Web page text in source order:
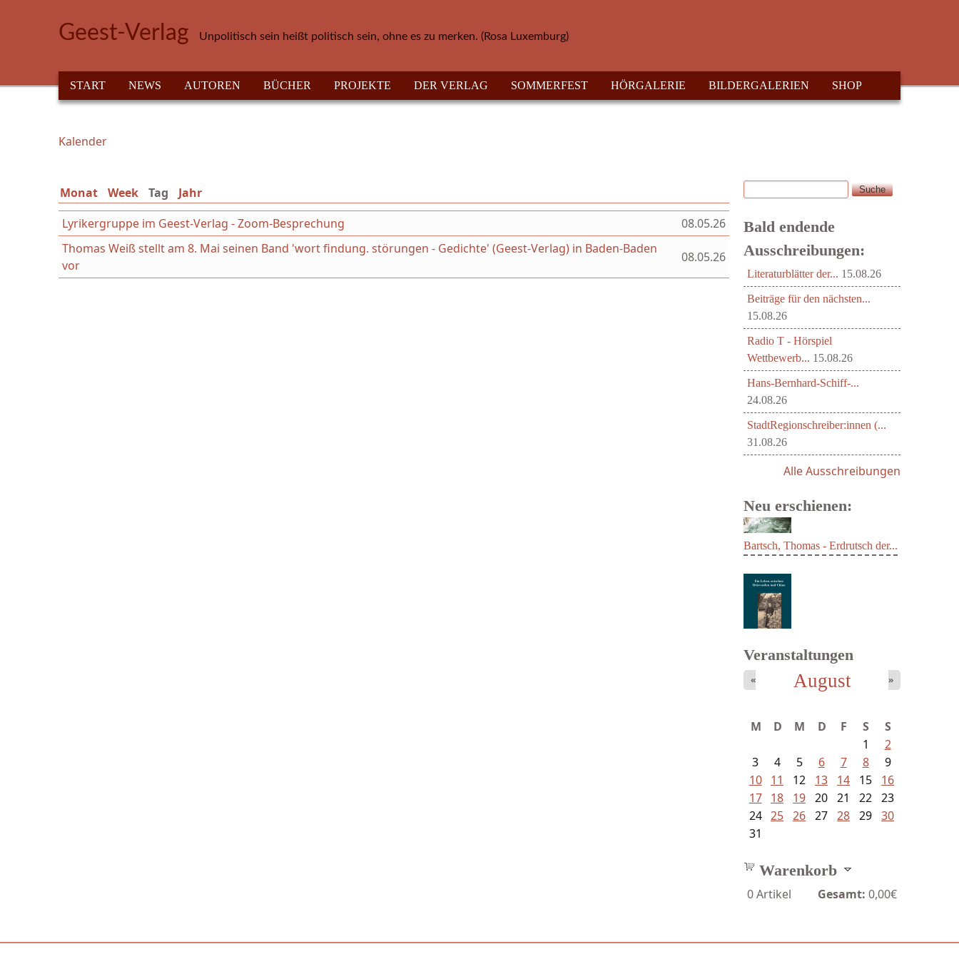
Geest-Verlag Unpolitisch sein heißt politisch sein, ohne es zu merken. (Rosa Luxemburg)
HAUPTMENÜ
START NEWS AUTOREN BÜCHER PROJEKTE DER VERLAG SOMMERFEST HÖRGALERIE BILDERGALERIEN SHOP
Sie sind hier
Kalender
Monat Week Tag (aktiver Reiter)
Jahr
Lyrikergruppe im Geest-Verlag - Zoom-Besprechung
08.05.26
Thomas Weiß stellt am 8. Mai seinen Band 'wort findung. störungen - Gedichte' (Geest-Verlag) in Baden-Baden
vor
08.05.26
Suchformular
Suche
Bald endende
Ausschreibungen:
Literaturblätter der... 15.08.26
Beiträge für den nächsten...
15.08.26
Radio T - Hörspiel
Wettbewerb... 15.08.26
Hans-Bernhard-Schiff-...
24.08.26
StadtRegionschreiber:innen (...
31.08.26
Alle Ausschreibungen
Neu erschienen:
Bartsch, Thomas - Erdrutsch der...
und...
Veranstaltungen
August
« »
M D M D F S
S
1
2
3
4 5 6 7 8
9
10
11 12 13 14 15
16
17
18 19 20 21 22 23
24 25 26 27 28 29 30
31
Warenkorb
0Artikel Gesamt: 0,00€